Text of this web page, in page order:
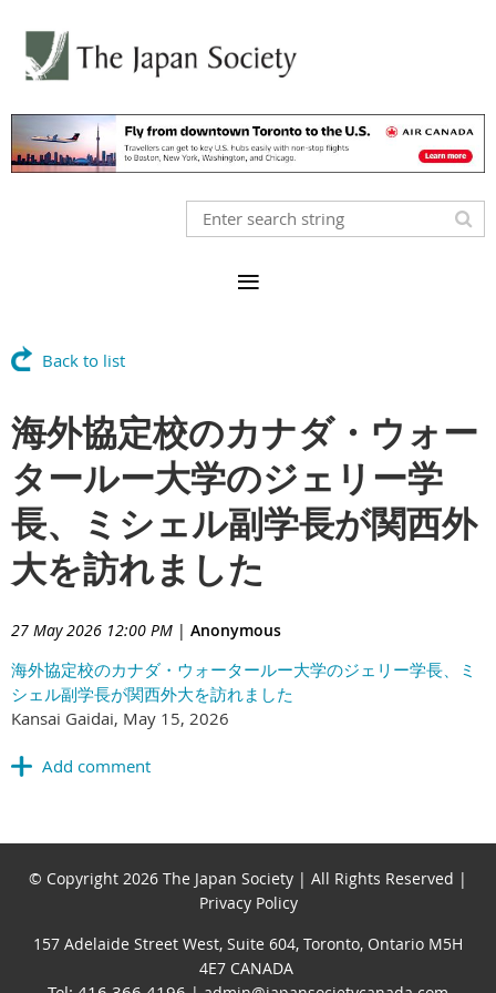
Back to list
海外協定校のカナダ・ウォー
タールー大学のジェリー学
長、ミシェル副学長が関西外
大を訪れました
27 May 2026 12:00 PM | Anonymous
海外協定校のカナダ・ウォータールー大学のジェリー学長、ミ
シェル副学長が関西外大を訪れました
Kansai Gaidai, May 15, 2026
© Copyright 2026 The Japan Society | All Rights Reserved |
Privacy Policy
157 Adelaide Street West, Suite 604, Toronto, Ontario M5H
4E7 CANADA